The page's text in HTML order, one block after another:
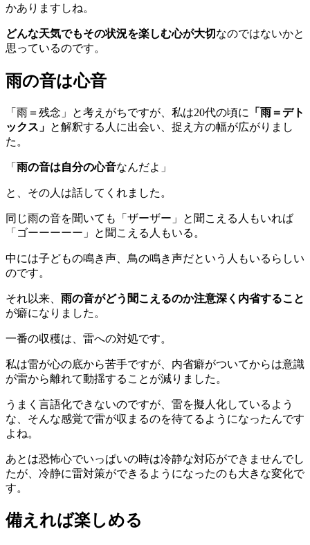
かありますしね。
どんな天気でもその状況を楽しむ心が大切なのではないかと
思っているのです。
雨の音は心音
「雨＝残念」と考えがちですが、私は20代の頃に
「雨＝デト
ックス」 と解釈する人に出会い、捉え方の幅が広がりまし
た。
「 雨の音は自分の心音なんだよ」
と、その人は話してくれました。
同じ雨の音を聞いても「ザーザー」と聞こえる人もいれば
「ゴーーーーー」と聞こえる人もいる。
中には子どもの鳴き声、鳥の鳴き声だという人もいるらしい
のです。
それ以来、 雨の音がどう聞こえるのか注意深く内省すること
が癖になりました。
一番の収穫は、雷への対処です。
私は雷が心の底から苦手ですが、内省癖がついてからは意識
が雷から離れて動揺することが減りました。
うまく言語化できないのですが、雷を擬人化しているよう
な、そんな感覚で雷が収まるのを待てるようになったんです
よね。
あとは恐怖心でいっぱいの時は冷静な対応ができませんでし
たが、冷静に雷対策ができるようになったのも大きな変化で
す。
備えれば楽しめる